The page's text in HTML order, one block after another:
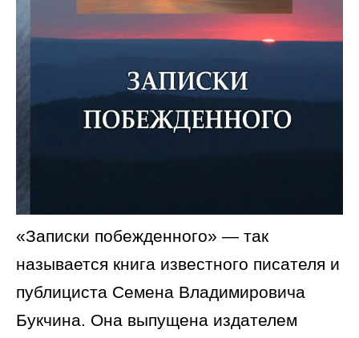
«Записки побежденного» — так
называется книга известного писателя и
публициста Семена Владимировича
Букчина. Она выпущена издателем